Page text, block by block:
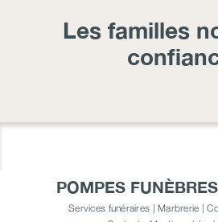
Les familles
POMPES
Services funéraires | Marbrerie |